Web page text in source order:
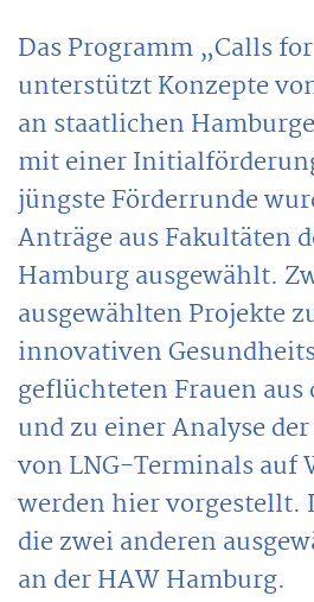
Das Programm „Calls
unterstützt Konzepte
an staatlichen
mit einer
jüngste Förderrunde
Anträge aus Fakultäten
Hamburg ausgewählt.
ausgewählten Projekte
innovativen
geflüchteten Frauen aus
und zu einer Analyse
von LNG-Terminals auf
werden hier vorgestellt.
die zwei anderen
an der HAW Hamburg.